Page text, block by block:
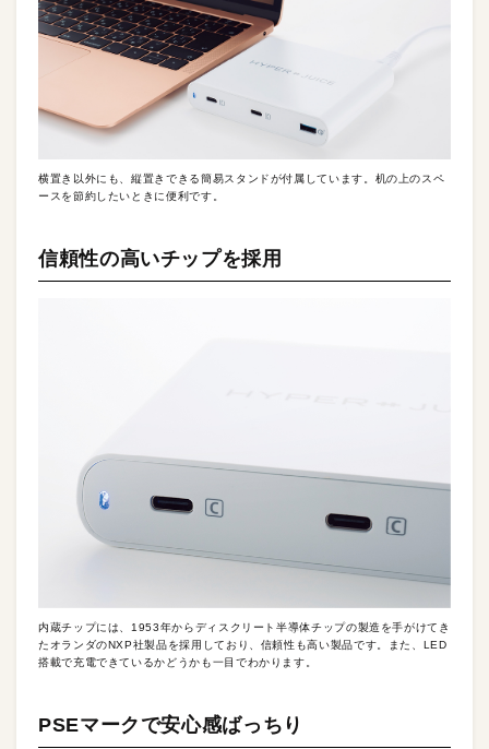
横置き以外にも、縦置きできる簡易スタンドが付属しています。机の上のスペ
ースを節約したいときに便利です。
信頼性の高いチップを採用
内蔵チップには、1953年からディスクリート半導体チップの製造を手がけてき
たオランダのNXP社製品を採用しており、信頼性も高い製品です。また、LED
搭載で充電できているかどうかも一目でわかります。
PSEマークで安心感ばっちり